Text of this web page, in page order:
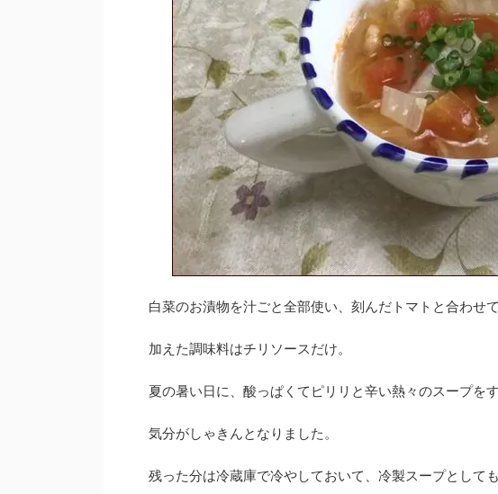
白菜のお漬物を汁ごと全部使い、刻んだトマトと合わせ
加えた調味料はチリソースだけ。
夏の暑い日に、酸っぱくてピリリと辛い熱々のスープを
気分がしゃきんとなりました。
残った分は冷蔵庫で冷やしておいて、冷製スープとして